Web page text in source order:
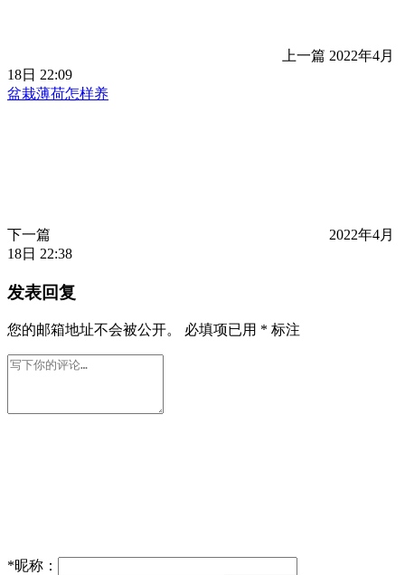
上一篇 2022年4月
18日 22:09
盆栽薄荷怎样养
下一篇
2022年4月
18日 22:38
发表回复
您的邮箱地址不会被公开。 必填项已用 * 标注
*昵称：